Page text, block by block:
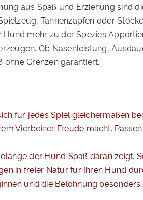
aus Spaß und Erziehung sind
Tannenzapfen oder
Hund mehr zu der Spezies
Ob Nasenleistung,
ohne Grenzen garantiert.
für jedes Spiel gleichermaßen
Vierbeiner Freude macht.
der Hund Spaß daran zeigt.
in freier Natur für Ihren Hund
und die Belohnung